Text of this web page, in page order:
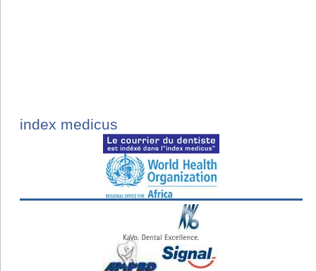
index medicus